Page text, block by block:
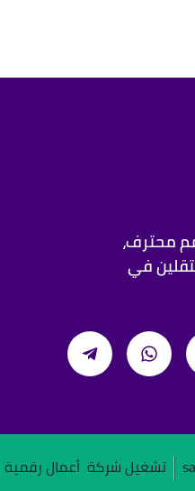
محترف،
في
تشغيل شركة أعمال رقمية